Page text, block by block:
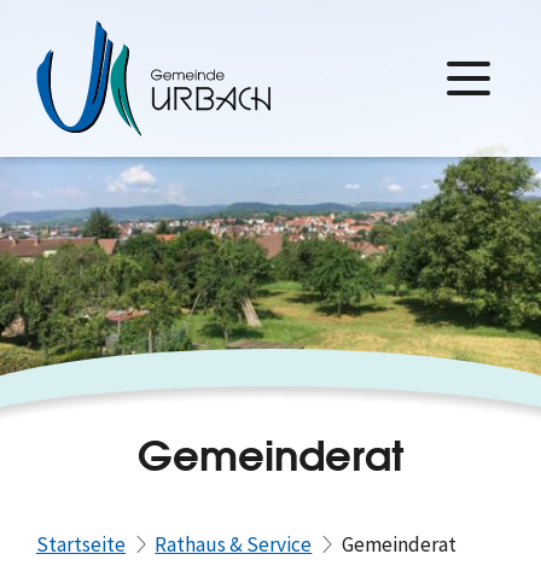
Gemeinderat
Startseite Rathaus & Service Gemeinderat